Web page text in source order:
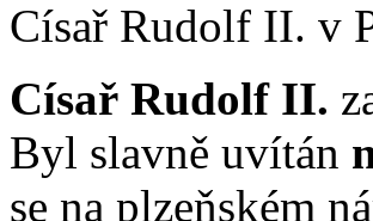
Císař Rudolf II. v
Císař Rudolf II.
Byl slavně uvítán
se na plzeňském